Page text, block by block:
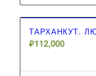
ТАРХАНКУТ.
₽112,000